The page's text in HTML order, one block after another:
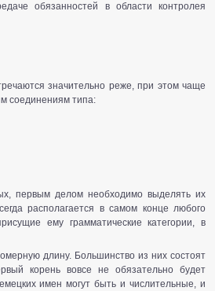
обязанностей в области контролея
значительно реже, при этом чаще
соединениям типа:
первым делом необходимо выделять их
располагается в самом конце любого
ему грамматические категории, в
длину. Большинство из них состоят
корень вовсе не обязательно будет
имен могут быть и числительные, и